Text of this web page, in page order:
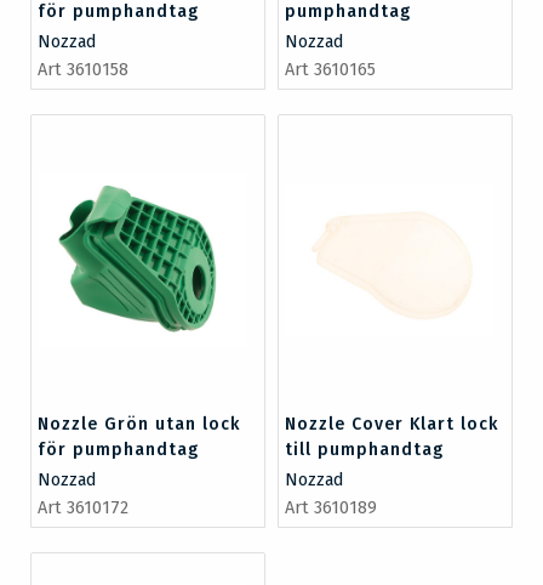
för pumphandtag
Nozzad
Art 3610158
pumphandtag
Nozzad
Art 3610165
Nozzle Grön utan lock
för pumphandtag
Nozzad
Art 3610172
Nozzle Cover Klart lock
till pumphandtag
Nozzad
Art 3610189